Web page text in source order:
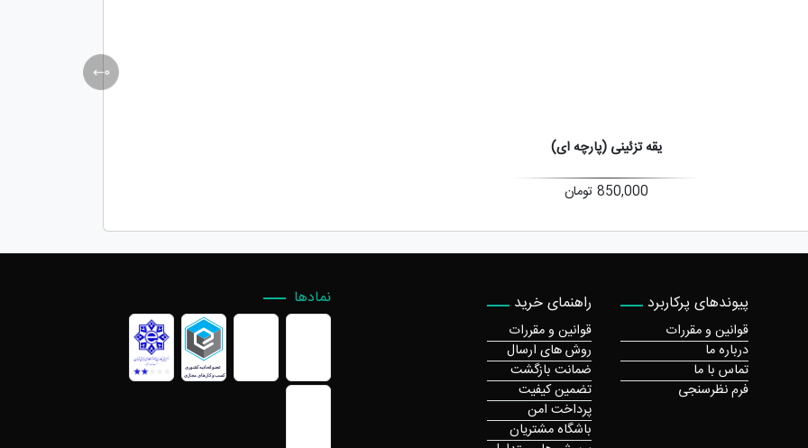
یقه تزئینی (پارچه ای)
850,000 تومان
پیوندهای پرکاربرد
قوانین و مقررات
درباره ما
تماس با ما
فرم نظرسنجی
راهنمای خرید
قوانین و مقررات
روش های ارسال
ضمانت بازگشت
تضمین کیفیت
پرداخت امن
باشگاه مشتریان
نمادها